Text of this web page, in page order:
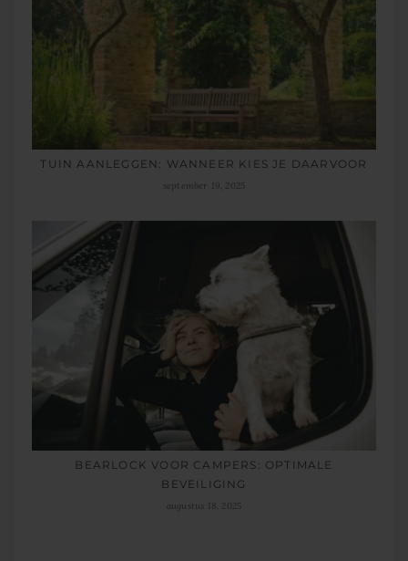
TUIN AANLEGGEN: WANNEER KIES JE DAARVOOR
september 19, 2025
BEARLOCK VOOR CAMPERS: OPTIMALE
BEVEILIGING
augustus 18, 2025